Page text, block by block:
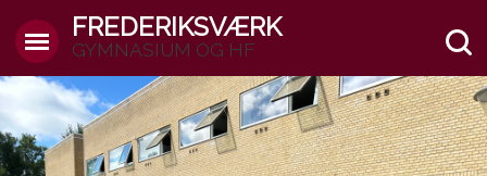
FREDERIKSVÆRK
GYMNASIUM OG HF